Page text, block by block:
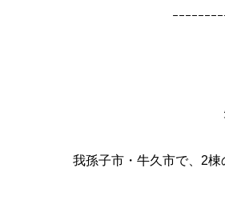
ｰｰｰｰｰｰｰ
我孫子市・牛久市で、2